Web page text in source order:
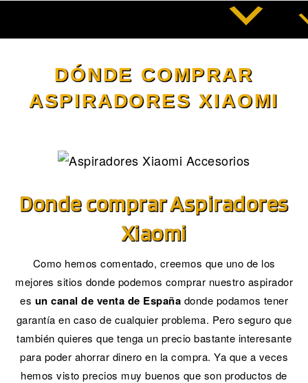
DÓNDE COMPRAR
ASPIRADORES XIAOMI
Donde comprar Aspiradores
Xiaomi
Como hemos comentado, creemos que uno de los
mejores sitios donde podemos comprar nuestro aspirador
es un canal de venta de España donde podamos tener
garantía en caso de cualquier problema. Pero seguro que
también quieres que tenga un precio bastante interesante
para poder ahorrar dinero en la compra. Ya que a veces
hemos visto precios muy buenos que son productos de